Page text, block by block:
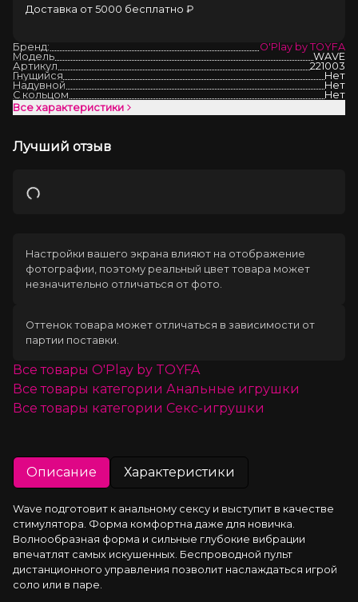
Доставка от 5000 бесплатно ₽
Бренд:
O'Play by TOYFA
Модель
WAVE
Артикул
221003
Гнущийся
Нет
Надувной
Нет
С кольцом
Нет
Все характеристики
Лучший отзыв
Загрузка
Настройки вашего экрана влияют на отображение
фотографии, поэтому реальный цвет товара может
незначительно отличаться от фото.
Оттенок товара может отличаться в зависимости от
партии поставки.
Все товары O'Play by TOYFA
Все товары категории Анальные игрушки
Все товары категории Секс-игрушки
Описание Характеристики
Wave подготовит к анальному сексу и выступит в качестве
стимулятора. Форма комфортна даже для новичка.
Волнообразная форма и сильные глубокие вибрации
впечатлят самых искушенных. Беспроводной пульт
дистанционного управления позволит наслаждаться игрой
соло или в паре.